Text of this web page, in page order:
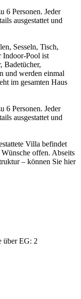
6 Personen. Jeder
ausgestattet und
Sesseln, Tisch,
Indoor-Pool ist
Badetücher,
und werden einmal
im gesamten Haus
6 Personen. Jeder
ausgestattet und
Villa befindet
offen. Abseits
– können Sie hier
über EG: 2